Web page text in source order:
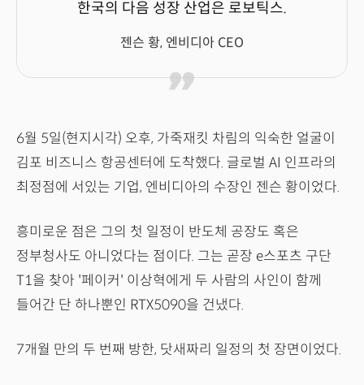
한국의 다음 성장 산업은 로보틱스.
젠슨 황, 엔비디아 CEO
6월 5일(현지시각) 오후, 가죽재킷 차림의 익숙한 얼굴이
김포 비즈니스 항공센터에 도착했다. 글로벌 AI 인프라의
최정점에 서있는 기업, 엔비디아의 수장인 젠슨 황이었다.
흥미로운 점은 그의 첫 일정이 반도체 공장도 혹은
정부청사도 아니었다는 점이다. 그는 곧장 e스포츠 구단
T1을 찾아 '페이커' 이상혁에게 두 사람의 사인이 함께
들어간 단 하나뿐인 RTX5090을 건냈다.
7개월 만의 두 번째 방한, 닷새짜리 일정의 첫 장면이었다.